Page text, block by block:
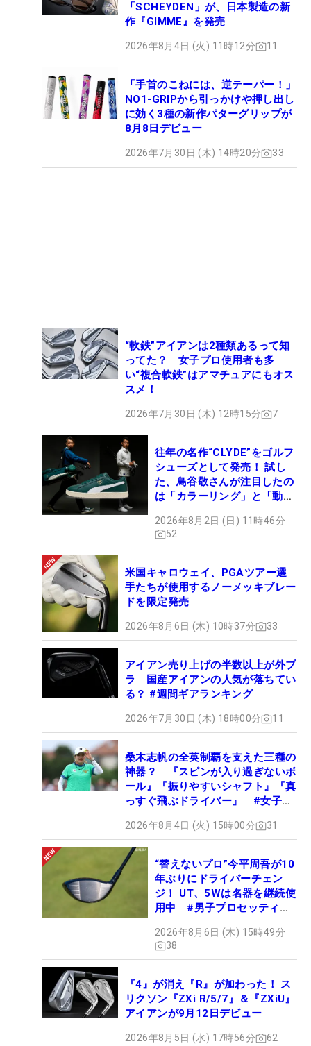
「SCHEYDEN」が、日本製造の新
作『GIMME』を発売
2026年8月4日 (火) 11時12分 11
「手首のこねには、逆テーパー！」
NO1-GRIPから引っかけや押し出し
に効く3種の新作パターグリップが
8月8日デビュー
2026年7月30日 (木) 14時20分 33
“軟鉄”アイアンは2種類あるって知
ってた？ 女子プロ使用者も多
い“複合軟鉄”はアマチュアにもオス
スメ！
2026年7月30日 (木) 12時15分 7
往年の名作“CLYDE”をゴルフ
シューズとして発売！ 試し
た、鳥谷敬さんが注目したの
は「カラーリング」と「動き
2026年8月2日 (日) 11時46分
52
米国キャロウェイ、PGAツアー選
手たちが使用するノーメッキブレー
ドを限定発売
2026年8月6日 (木) 10時37分 33
アイアン売り上げの半数以上が外ブ
ラ 国産アイアンの人気が落ちてい
る？ #週間ギアランキング
2026年7月30日 (木) 18時00分 11
桑木志帆の全英制覇を支えた三種の
神器？ 『スピンが入り過ぎないボ
ール』『振りやすいシャフト』『真
っすぐ飛ぶドライバー』 #女子プ
2026年8月4日 (火) 15時00分 31
“替えないプロ”今平周吾が10
年ぶりにドライバーチェン
ジ！ UT、5Wは名器を継続使
用中 #男子プロセッティン
2026年8月6日 (木) 15時49分
38
『4』が消え『R』が加わった！ ス
リクソン『ZXi R/5/7』＆『ZXiU』
アイアンが9月12日デビュー
2026年8月5日 (水) 17時56分 62